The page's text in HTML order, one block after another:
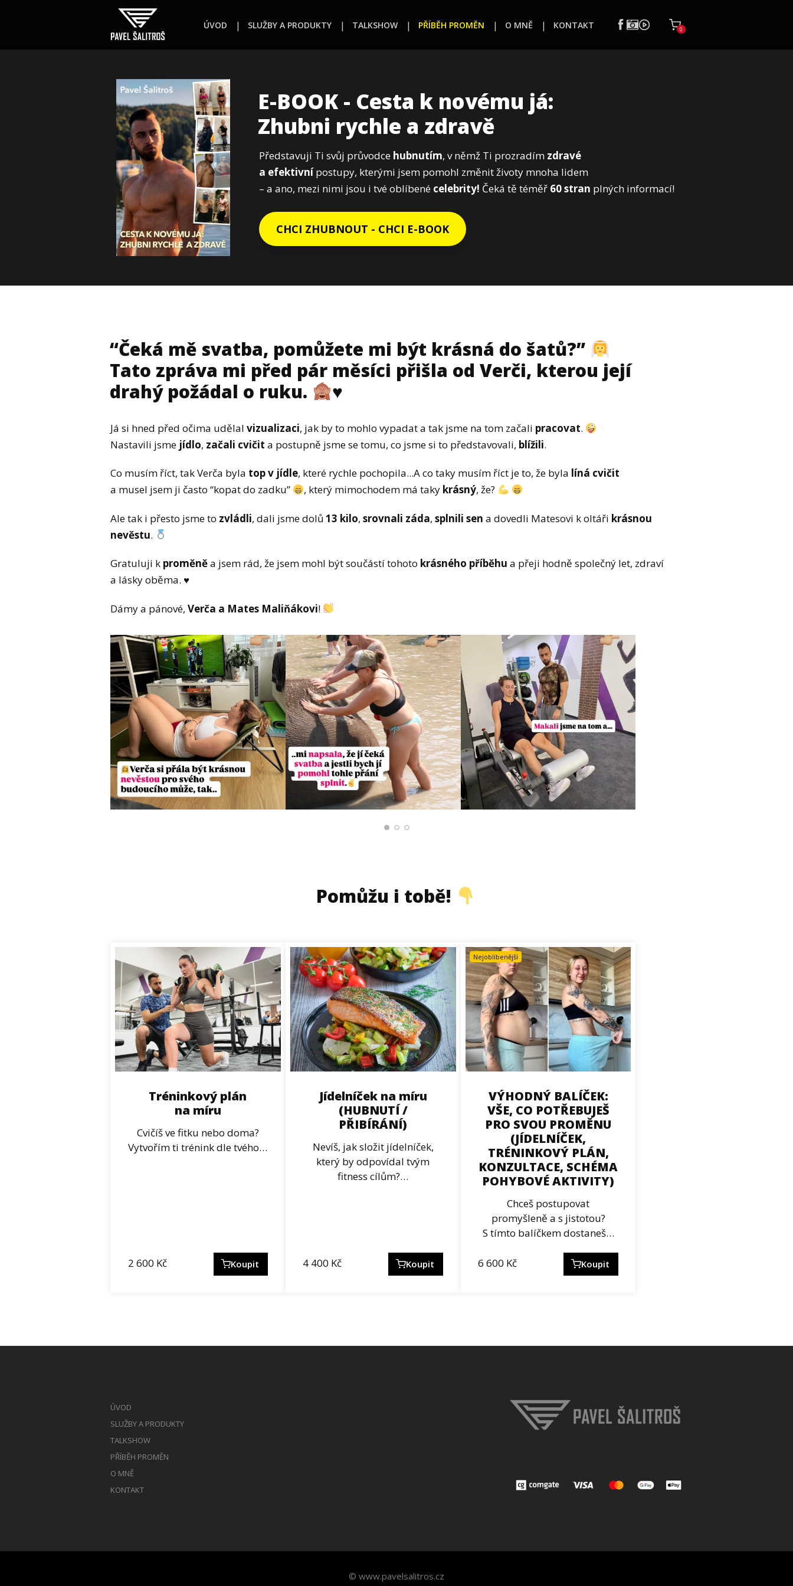
ÚVOD SLUŽBY A PRODUKTY TALKSHOW PŘÍBĚH PROMĚN O MNĚ KONTAKT 0
E-BOOK - Cesta k novému já:
Zhubni rychle a zdravě
Představuji Ti svůj průvodce hubnutím, v němž Ti prozradím zdravé
a efektivnípostupy, kterými jsem pomohl změnit životy mnoha lidem
– a ano, mezi nimi jsou i tvé oblíbené celebrity! Čeká tě téměř 60 stran plných informací!
CHCI ZHUBNOUT - CHCI E-BOOK
“Čeká mě svatba, pomůžete mi být krásná do šatů?”
Tato zpráva mi před pár měsíci přišla od Verči, kterou její
drahý požádal o ruku.
♥️
Já si hned před očima udělal vizualizaci, jak by to mohlo vypadat a tak jsme na tom začali pracovat.
Nastavili jsme jídlo, začali cvičit a postupně jsme se tomu, co jsme si to představovali, blížili.
Co musím říct, tak Verča byla top v jídle, které rychle pochopila...A co taky musím říct je to, že byla líná cvičit
a musel jsem ji často “kopat do zadku”
, který mimochodem má taky krásný, že?
Ale tak i přesto jsme to zvládli, dali jsme dolů 13 kilo, srovnali záda, splnili sen a dovedli Matesovi k oltáři krásnou
nevěstu.
Gratuluji k proměněa jsem rád, že jsem mohl být součástí tohoto krásného příběhu a přeji hodně společný let, zdraví
a lásky oběma. ♥️
Dámy a pánové, Verča a Mates Maliňákovi!
Pomůžu i tobě!
Tréninkový plán
na míru
Cvičíš ve fitku nebo doma?
Vytvořím ti trénink dle tvého…
2 600 Kč Koupit
Jídelníček na míru
(HUBNUTÍ /
PŘIBÍRÁNÍ)
Nevíš, jak složit jídelníček,
který by odpovídal tvým
fitness cílům?…
4 400 Kč Koupit
Nejoblíbenější
VÝHODNÝ BALÍČEK:
VŠE, CO POTŘEBUJEŠ
PRO SVOU PROMĚNU
(JÍDELNÍČEK,
TRÉNINKOVÝ PLÁN,
KONZULTACE, SCHÉMA
POHYBOVÉ AKTIVITY)
Chceš postupovat
promyšleně a s jistotou?
S tímto balíčkem dostaneš…
6 600 Kč Koupit
ÚVOD
SLUŽBY A PRODUKTY
TALKSHOW
PŘÍBĚH PROMĚN
O MNĚ
KONTAKT
© www.pavelsalitros.cz